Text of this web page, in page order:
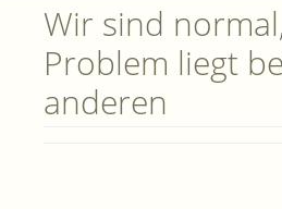
Wir sind
Problem liegt
anderen